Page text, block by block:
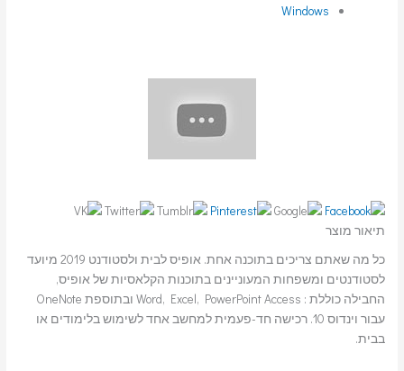
Windows
תיאור מוצר
כל מה שאתם צריכים בתוכנה אחת. אופיס לבית ולסטודנט 2019 מיועד
לסטודנטים ומשפחות המעוניינים בתוכנות הקלאסיות של אופיס,
החבילה כוללת : Word, Excel, PowerPoint Access ובתוספת OneNote
עבור וינדוס 10. רכישה חד-פעמית למחשב אחד לשימוש בלימודים או
בבית.